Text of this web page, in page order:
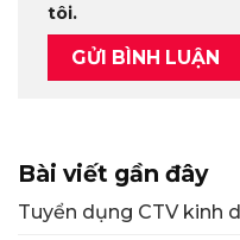
tôi.
Bài viết gần đây
Tuyển dụng CTV kinh